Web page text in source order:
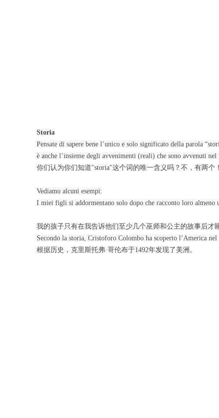
Storia
Pensate di sapere bene l’unico e solo significato della parola
è anche l’insieme degli avvenimenti (reali) che sono avvenuti nel
你们认为你们知道"storia"这个词的唯一含义吗？不，有两
Vediamo alcuni esempi:
I miei figli si addormentano solo dopo che racconto loro almeno
我的孩子只有在我告诉他们至少几个巫师和公主的故事后才
Secondo la storia, Cristoforo Colombo ha scoperto l’America nel
根据历史，克里斯托弗·哥伦布于1492年发现了美洲。